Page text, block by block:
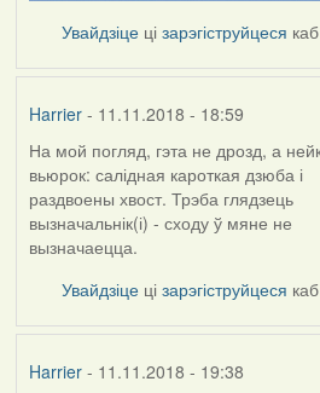
Увайдзіце цізарэгіструйцеся
Harrier- 11.11.2018 - 18:59
In
reply
to
by
arktous
На мой погляд, гэта не дрозд, а
вьюрок: салідная кароткая дзюба і
раздвоены хвост. Трэба глядзець
вызначальнік(і) - сходу ў мяне не
вызначаецца.
Увайдзіце цізарэгіструйцеся
Harrier- 11.11.2018 - 19:38